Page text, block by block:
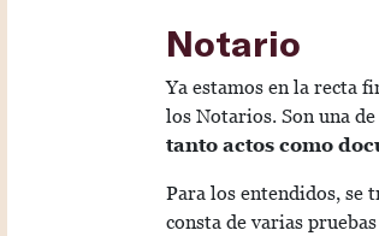
Notario
Ya estamos en la recta
los Notarios. Son una
tanto actos como
Para los entendidos, se
consta de varias